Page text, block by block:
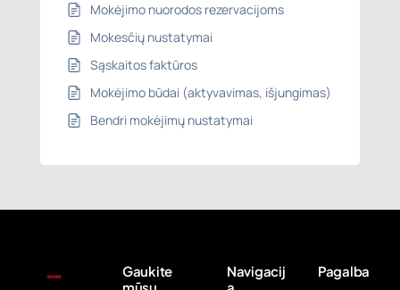
Mokėjimo nuorodos rezervacijoms
Mokesčių nustatymai
Sąskaitos faktūros
Mokėjimo būdai (aktyvavimas, išjungimas)
Bendri mokėjimų nustatymai
Navigacij
Pagalba
Gaukite